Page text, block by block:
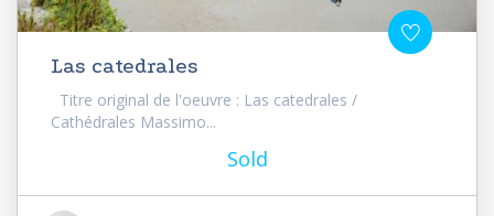
Las catedrales
Titre original de l'oeuvre : Las catedrales /
Cathédrales Massimo...
Sold